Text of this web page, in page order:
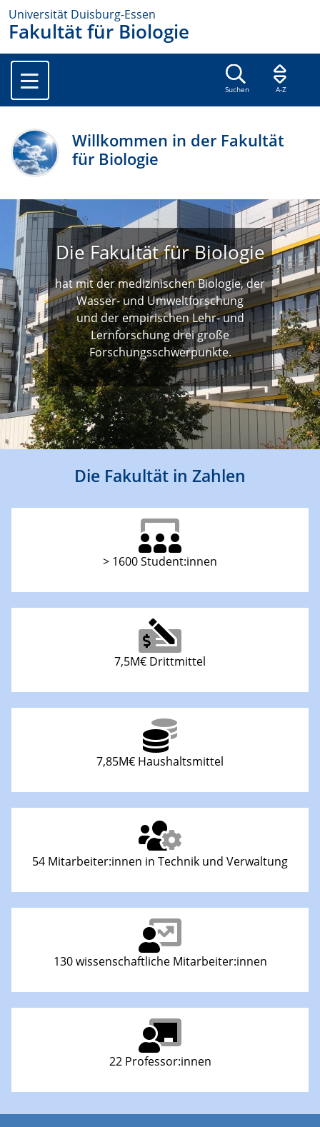
Universität Duisburg-Essen
Fakultät für Biologie
Suchen A-Z
Willkommen in der Fakultät
für Biologie
Die Fakultät für Biologie
hat mit der medizinischen Biologie, der
Wasser- und Umweltforschung
und der empirischen Lehr- und
Lernforschung drei große
Forschungsschwerpunkte.
Die Fakultät in Zahlen
> 1600 Student:innen
7,5M€ Drittmittel
7,85M€ Haushaltsmittel
54 Mitarbeiter:innen in Technik und Verwaltung
130 wissenschaftliche Mitarbeiter:innen
22 Professor:innen